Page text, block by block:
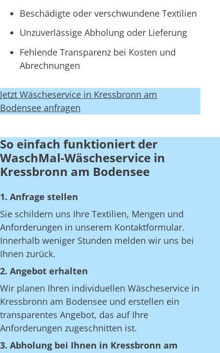
Beschädigte oder verschwundene Textilien
Unzuverlässige Abholung oder Lieferung
Fehlende Transparenz bei Kosten und
Abrechnungen
Jetzt Wäscheservice in Kressbronn am
Bodensee anfragen
So einfach funktioniert der
WaschMal-Wäscheservice in
Kressbronn am Bodensee
1. Anfrage stellen
Sie schildern uns Ihre Textilien, Mengen und
Anforderungen in unserem Kontaktformular.
Innerhalb weniger Stunden melden wir uns bei
Ihnen zurück.
2. Angebot erhalten
Wir planen Ihren individuellen Wäscheservice in
Kressbronn am Bodensee und erstellen ein
transparentes Angebot, das auf Ihre
Anforderungen zugeschnitten ist.
3. Abholung bei Ihnen in Kressbronn am